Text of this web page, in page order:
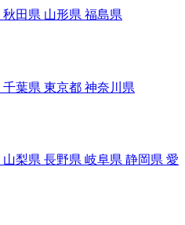
秋田県 山形県 福島県
千葉県 東京都 神奈川県
山梨県 長野県 岐阜県 静岡県 愛